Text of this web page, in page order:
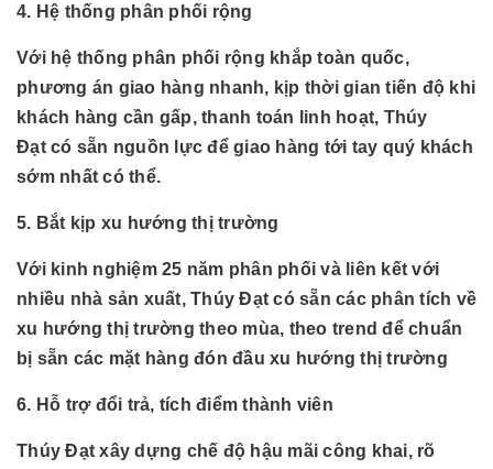
4. Hệ thống phân phối rộng
Với hệ thống phân phối rộng khắp toàn quốc,
phương án giao hàng nhanh, kịp thời gian tiến độ khi
khách hàng cần gấp, thanh toán linh hoạt, Thúy
Đạt có sẵn nguồn lực để giao hàng tới tay quý khách
sớm nhất có thể.
5. Bắt kịp xu hướng thị trường
Với kinh nghiệm 25 năm phân phối và liên kết với
nhiều nhà sản xuất, Thúy Đạt có sẵn các phân tích về
xu hướng thị trường theo mùa, theo trend để chuẩn
bị sẵn các mặt hàng đón đầu xu hướng thị trường
6. Hỗ trợ đổi trả, tích điểm thành viên
Thúy Đạt xây dựng chế độ hậu mãi công khai, rõ